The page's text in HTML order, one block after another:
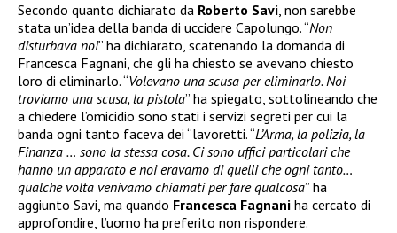
Secondo quanto dichiarato da Roberto Savi, non sarebbe
stata un’idea della banda di uccidere Capolungo. “Non
disturbava noi” ha dichiarato, scatenando la domanda di
Francesca Fagnani, che gli ha chiesto se avevano chiesto
loro di eliminarlo. “Volevano una scusa per eliminarlo. Noi
troviamo una scusa, la pistola” ha spiegato, sottolineando che
a chiedere l’omicidio sono stati i servizi segreti per cui la
banda ogni tanto faceva dei “lavoretti. “L’Arma, la polizia, la
Finanza … sono la stessa cosa. Ci sono uffici particolari che
hanno un apparato e noi eravamo di quelli che ogni tanto…
qualche volta venivamo chiamati per fare qualcosa” ha
aggiunto Savi, ma quando Francesca Fagnani ha cercato di
approfondire, l’uomo ha preferito non rispondere.